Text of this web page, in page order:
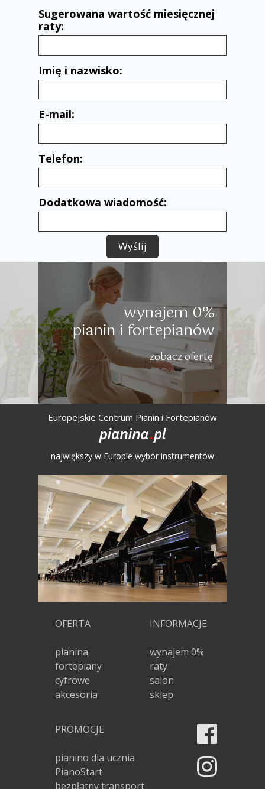
Sugerowana wartość miesięcznej
raty:
Imię i nazwisko:
E-mail:
Telefon:
Dodatkowa wiadomość:
Wyślij
wynajem0%
pianin i fortepianów
zobacz ofertę
INFORMACJE
wynajem 0%
raty
salon
sklep
PROMOCJE
pianino dla ucznia
PianoStart
bezpłatny transport
Europejskie Centrum Pianin i Fortepianów
największy w Europie wybór instrumentów
OFERTA
pianina
fortepiany
cyfrowe
akcesoria